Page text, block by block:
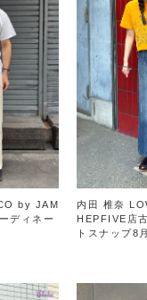
by JAM
ディネー
内田 椎奈
HEPFIVE店
トスナップ8